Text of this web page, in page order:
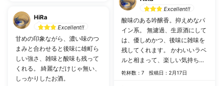
HiRa
Excellent!!
甘めの印象ながら、濃い味のつ
まみと合わせると後味に雄町ら
しい強さ、雑味と酸味も残って
くれる。 綺麗なだけじゃ無い、
しっかりしたお酒。
Excellent!!
酸味のある吟醸香。抑えめなパ
イン系。 無濾過、生原酒にして
は、優しめかつ、後味に雑味を
残してくれます。 かわいいラベ
ルと相まって、楽しい気持ちで
飲めるお酒です。
乾杯数：7 投稿日：2月17日